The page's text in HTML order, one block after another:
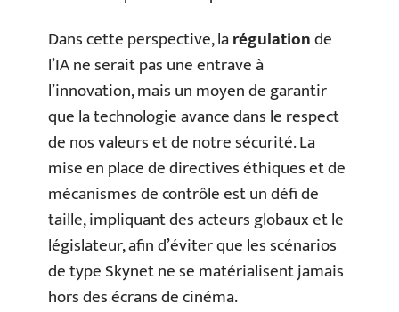
Dans cette perspective, larégulationde
l’IA ne serait pas une entrave à
l’innovation, mais un moyen de garantir
que la technologie avance dans le respect
de nos valeurs et de notre sécurité. La
mise en place de directives éthiques et de
mécanismes de contrôle est un défi de
taille, impliquant des acteurs globaux et le
législateur, afin d’éviter que les scénarios
de type Skynet ne se matérialisent jamais
hors des écrans de cinéma.